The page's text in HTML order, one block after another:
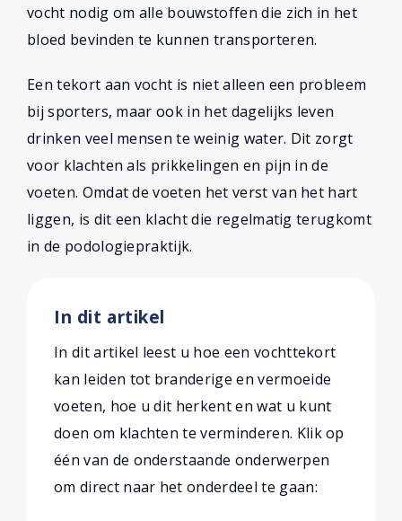
vocht nodig om alle bouwstoffen die zich in het
bloed bevinden te kunnen transporteren.
Een tekort aan vocht is niet alleen een probleem
bij sporters, maar ook in het dagelijks leven
drinken veel mensen te weinig water. Dit zorgt
voor klachten als prikkelingen en pijn in de
voeten. Omdat de voeten het verst van het hart
liggen, is dit een klacht die regelmatig terugkomt
in de podologiepraktijk.
In dit artikel
In dit artikel leest u hoe een vochttekort
kan leiden tot branderige en vermoeide
voeten, hoe u dit herkent en wat u kunt
doen om klachten te verminderen. Klik op
één van de onderstaande onderwerpen
om direct naar het onderdeel te gaan: